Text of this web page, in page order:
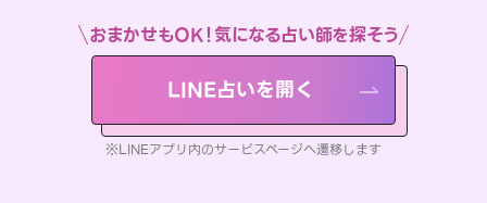
おまかせもOK！気になる占い師を探そう
LINE占いを開く
※LINEアプリ内のサービスページへ遷移します